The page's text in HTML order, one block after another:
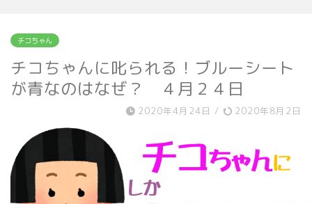
チコちゃん
チコちゃんに叱られる！ブルーシート
が青なのはなぜ？ ４月２４日
2020年4月24日 / 2020年8月2日